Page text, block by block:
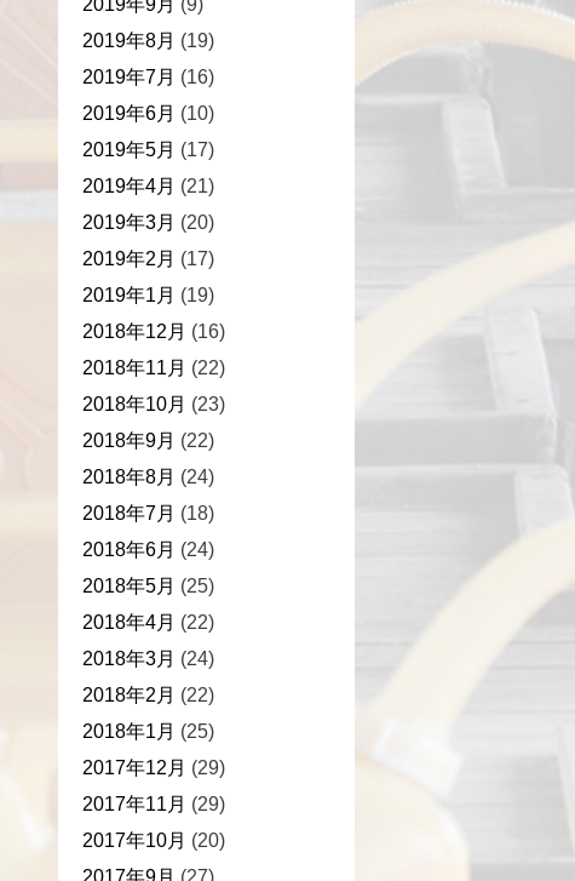
2019年9月 (9)
2019年8月 (19)
2019年7月 (16)
2019年6月 (10)
2019年5月 (17)
2019年4月 (21)
2019年3月 (20)
2019年2月 (17)
2019年1月 (19)
2018年12月 (16)
2018年11月 (22)
2018年10月 (23)
2018年9月 (22)
2018年8月 (24)
2018年7月 (18)
2018年6月 (24)
2018年5月 (25)
2018年4月 (22)
2018年3月 (24)
2018年2月 (22)
2018年1月 (25)
2017年12月 (29)
2017年11月 (29)
2017年10月 (20)
2017年9月 (27)